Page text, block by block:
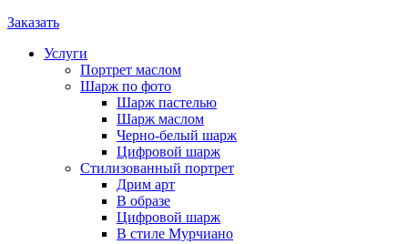
Заказать
Услуги
Портрет маслом
Шарж по фото
Шарж пастелью
Шарж маслом
Черно-белый шарж
Цифровой шарж
Стилизованный портрет
Дрим арт
В образе
Цифровой шарж
В стиле Мурчиано